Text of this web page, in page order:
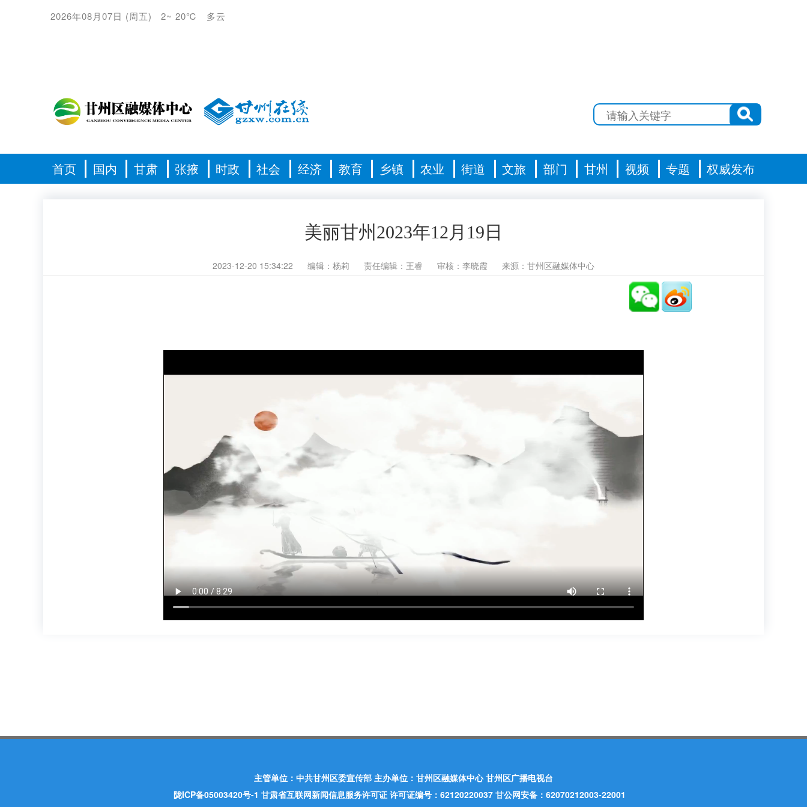
2026年08月07日 (周五) 2~ 20℃ 多云
首页 国内 甘肃 张掖 时政 社会 经济 教育 乡镇 农业 街道 文旅 部门 甘州 视频 专题 权威发布
美丽甘州2023年12月19日
2023-12-20 15:34:22 编辑：杨莉 责任编辑：王睿 审核：李晓霞 来源：甘州区融媒体中心
主管单位：中共甘州区委宣传部 主办单位：甘州区融媒体中心 甘州区广播电视台
陇ICP备05003420号-1 甘肃省互联网新闻信息服务许可证 许可证编号：62120220037 甘公网安备：62070212003-22001